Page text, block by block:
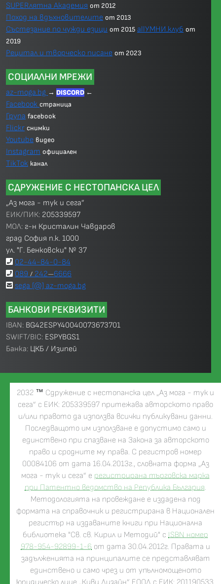
SUPERлятна Академия от 2012
Поход на вдъхновителите от 2013
Състезание по чужди езици от 2015 allУМНИ.клуб от
2019
Рецитал и творческо писане от 2023
СОЦИАЛНИ МРЕЖИ
az-moga.bg → DISCORD ←
Facebook страница
Група facebook
Flickr снимки
Youtube видео
Instagram официален
TikTok канал
СДРУЖЕНИЕ С НЕСТОПАНСКА ЦЕЛ
„Аз мога - тук и сега”
ЕИК/ПИК: 205339597
МОЛ: г-н Кристалин Чавдаров
град София п.к. 1000
ул. "Г. Бенковски" № 37
02-44-84-0-84
089 / 242—6666
sega [@] az-moga.bg
БАНКОВИ РЕКВИЗИТИ
IBAN: BG42ESPY40040073673701
SWIFT/BIC: ESPYBGS1
Банка: ЦКБ / Изипей
2032 ™ Сдружение с нестопанска цел „Аз мога - тук и
сега” с ЕИК: 205339597 притежава авторското право
и/или правото да използва всички публикувани данни.
Последващото им използване е допустимо само и
единствено при спазване на Закона за авторското
право и сродните му права. С регистров номер
00084106 от дата 16.04.2013г., словната форма „Аз
мога - тук и сега” е регистрирана търговска марка
при Патентно ведомство на Република България.
Методологията на провеждане е издадена под
формата на справочник и регистрирана в Национален
регистър на издаваните книги при Национална
библиотека "Св. св. Кирил и Методий" с ISBN номер
978-954-92899-1-6 от дата 30.04.2012г. Правата и
задълженията на принципалите се представляват
единствено и само чрез и от упълномощеното